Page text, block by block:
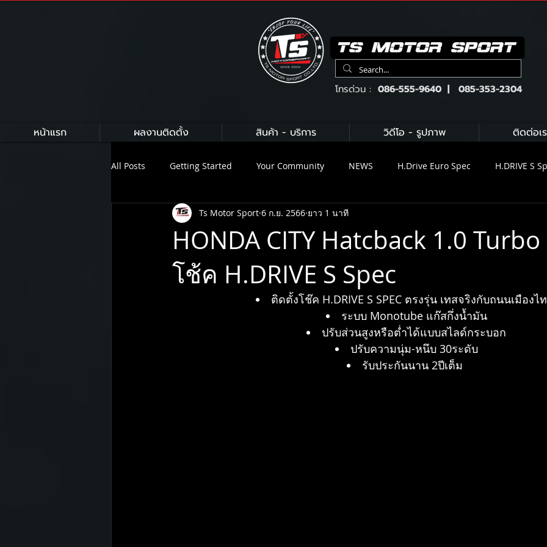
โทรด่วน : 086-555-9640 | 085-353-2304
หน้าแรก ผลงานติดตั้ง สินค้า - บริการ วิดีโอ - รูปภาพ ติดต่อเ
All Posts Getting Started Your Community NEWS H.Drive Euro Spec H.DRIVE S
HARDRACE Armytrix Exhaust H.DRIVE BRAKE KIT
On Air Suspension NEXZTER น้ำมันเครื่อง Gulf
Bridgestone Brembo Vossen
HONDA CITY Hatcback 1.0
โช้ค H.DRIVE S Spec
Ts Motor Sport 6 ก.ย. 2566 ยาว 1 นาที
ติดตั้งโช๊ค H.DRIVE S SPEC ตรงรุ่น เทสจริงกับถนนเมืองไ
ระบบ Monotube แก๊สกึ่งน้ำมัน
ปรับส่วนสูงหรือต่ำได้แบบสไลด์กระบอก
ปรับความนุ่ม-หนึบ 30ระดับ
รับประกันนาน 2ปีเต็ม